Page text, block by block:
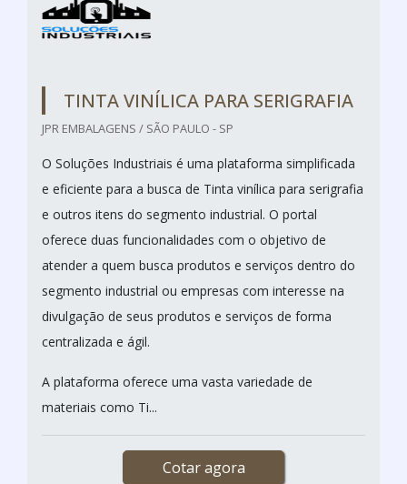
TINTA VINÍLICA PARA SERIGRAFIA
JPR EMBALAGENS / SÃO PAULO - SP
O Soluções Industriais é uma plataforma simplificada
e eficiente para a busca de Tinta vinílica para serigrafia
e outros itens do segmento industrial. O portal
oferece duas funcionalidades com o objetivo de
atender a quem busca produtos e serviços dentro do
segmento industrial ou empresas com interesse na
divulgação de seus produtos e serviços de forma
centralizada e ágil.
A plataforma oferece uma vasta variedade de
materiais como Ti...
Cotar agora